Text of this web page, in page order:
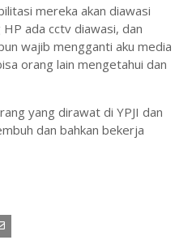
mereka akan diawasi
ada cctv diawasi, dan
wajib mengganti aku media
orang lain mengetahui dan
yang dirawat di YPJI dan
dan bahkan bekerja